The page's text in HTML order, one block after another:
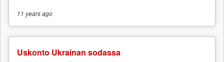
11 yearsago
Uskonto Ukrainan sodassa